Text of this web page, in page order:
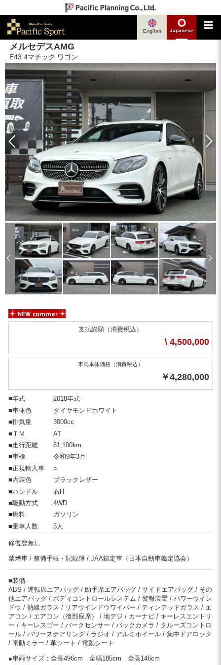
English Japanese
メルセデスAMG
E43 4マチック ワゴン
New
支払総額（消費税込）
\ 4,500,000
車両本体価格（消費税込）
￥4,280,000
■年式
2018年式
■車体色
ダイヤモンドホワイト
■排気量
3000cc
■ＴＭ
AT
■走行距離
51,100km
■車検
令和9年3月
■正規輸入車
○
■内装色
ブラックレザー
■ハンドル
右H
■駆動方式
4WD
■燃料
ガソリン
■乗車人数
5人
修復歴無し
禁煙車 整備手帳・記録簿 JAA鑑定車（日本自動車鑑定協会）
■装備
ABS
運転席エアバッグ 助手席エアバッグ サイドエアバッグ
その
他エアバッグ
ボディコントロールシステム 警報装置
パワーウイン
ドウ
熱線ガラス リアウインドウワイパー ティンテッドガラス
エ
アコン
エアコン（後部座席） 地デジ カーナビ
キーレスエントリ
ー
キーレスゴー パークセンサー バックカメラ
クルーズコントロ
ール
パワーステアリング ラジオ アルミホイール
集中ドアロック
電動ミラー
革シート 電動シート
●車両サイズ： 全長496cm 全幅185cm 全高146cm